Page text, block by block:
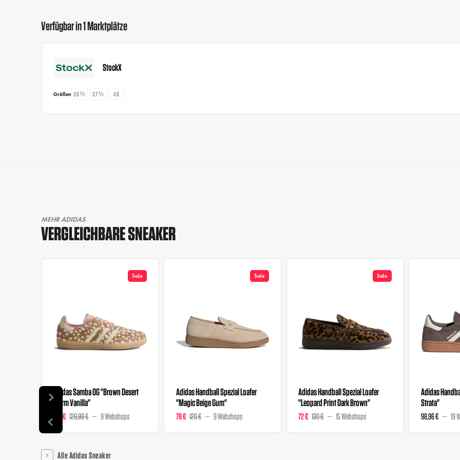
Verfügbar in 1 Marktplätze
StockX
Größen 36⅔ 37⅓ 48
MEHR ADIDAS
VERGLEICHBARE SNEAKER
Sale
Adidas Samba OG "Brown Desert
Warm Vanilla"
129 € 129,99 € 9 Webshops
Sale
Adidas Handball Spezial Loafer
"Magic Beige Gum"
78 € 120 € 9 Webshops
Sale
Adidas Handball Spezial Loafer
"Leopard Print Dark Brown"
72 € 130 € 15 Webshops
Adidas
Strata"
98,96 € 19
Alle Adidas Sneaker